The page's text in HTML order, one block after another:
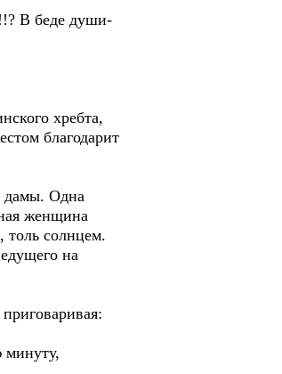
В беде души-
хребта,
благодарит
дамы. Одна
женщина
толь солнцем.
на
минуту,